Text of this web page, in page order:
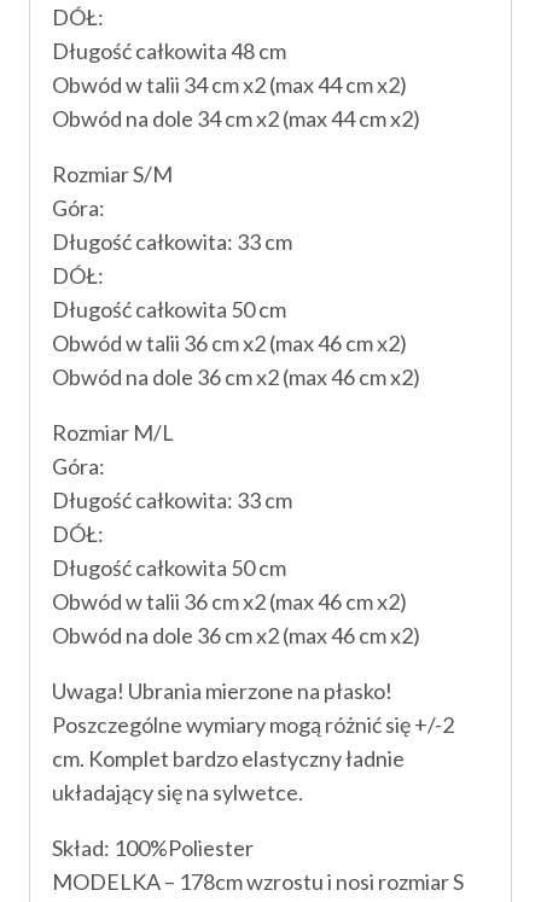
DÓŁ:
Długość całkowita 48 cm
Obwód w talii 34 cm x2 (max 44 cm x2)
Obwód na dole 34 cm x2 (max 44 cm x2)
Rozmiar S/M
Góra:
Długość całkowita: 33 cm
DÓŁ:
Długość całkowita 50 cm
Obwód w talii 36 cm x2 (max 46 cm x2)
Obwód na dole 36 cm x2 (max 46 cm x2)
Rozmiar M/L
Góra:
Długość całkowita: 33 cm
DÓŁ:
Długość całkowita 50 cm
Obwód w talii 36 cm x2 (max 46 cm x2)
Obwód na dole 36 cm x2 (max 46 cm x2)
Uwaga! Ubrania mierzone na płasko!
Poszczególne wymiary mogą różnić się +/-2
cm. Komplet bardzo elastyczny ładnie
układający się na sylwetce.
Skład: 100%Poliester
MODELKA – 178cm wzrostu i nosi rozmiar S